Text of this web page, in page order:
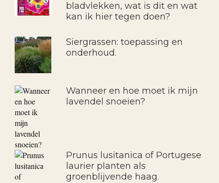
bladvlekken, wat is dit en wat
kan ik hier tegen doen?
Siergrassen: toepassing en
onderhoud.
Wanneer en hoe moet ik mijn
lavendel snoeien?
Prunus lusitanica of Portugese
laurier planten als
groenblijvende haag.